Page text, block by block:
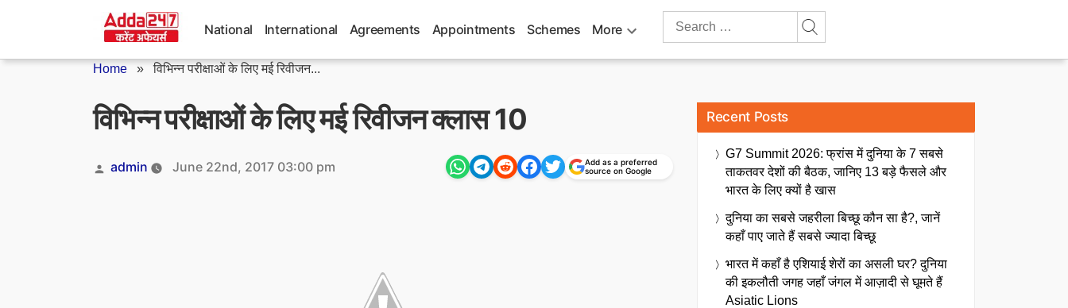
National International Agreements Appointments Schemes More
Search
Home »विभिन्न परीक्षाओं के लिए मई रिवीजन...
विभिन्न परीक्षाओं के लिए मई रिवीजन क्लास 10
Posted
admin June 22nd, 2017 03:00 pm
Add as a preferred
source on Google
Recent Posts
G7 Summit 2026: फ्रांस में दुनिया के 7 सबसे
ताकतवर देशों की बैठक, जानिए 13 बड़े फैसले और
भारत के लिए क्यों है खास
दुनिया का सबसे जहरीला बिच्छू कौन सा है?, जानें
कहाँ पाए जाते हैं सबसे ज्यादा बिच्छू
भारत में कहाँ है एशियाई शेरों का असली घर? दुनिया
की इकलौती जगह जहाँ जंगल में आज़ादी से घूमते हैं
Asiatic Lions